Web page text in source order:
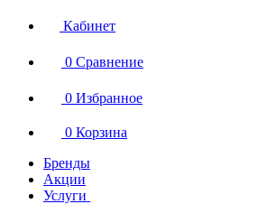
Кабинет
0 Сравнение
0 Избранное
0 Корзина
Бренды
Акции
Услуги